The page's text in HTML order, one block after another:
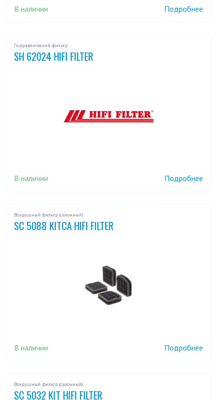
В наличии Подробнее
Гидравлический фильтр
SH 62024 HIFI FILTER
В наличии Подробнее
Воздушный фильтр (салонный)
SC 5088 KITCA HIFI FILTER
В наличии Подробнее
Воздушный фильтр (салонный)
SC 5032 KIT HIFI FILTER